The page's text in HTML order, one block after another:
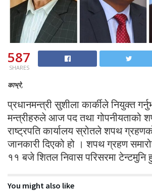
587
SHARES
काभ्रे,
प्रधानमन्त्री सुशीला कार्कीले नियुक्त
मन्त्रीहरुले आज पद तथा गोपनीयताको
राष्ट्रपति कार्यालय स्रोतले शपथ
जानकारी दिएको हो । शपथ ग्रहण
११ बजे शितल निवास परिसरमा टेन्टमुनि
You might also like